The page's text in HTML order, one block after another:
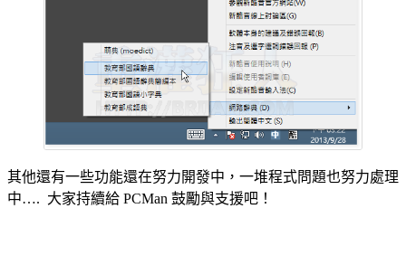
其他還有一些功能還在努力開發中，一堆程式問題也努力處理
中…. 大家持續給 PCMan 鼓勵與支援吧！